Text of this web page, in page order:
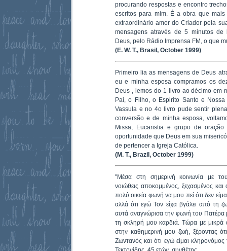
procurando respostas e encontro
escritos para mim. É a obra que
extraordinário amor do Criador pela
mensagens através de 5 minutos
Deus, pelo Rádio Imprensa FM, o que
(E. W. T., Brasil, October 1999)
Primeiro lia as mensagens de Deus
eu e minha esposa compramos os
Deus , lemos do 1 livro ao décimo em
Pai, o Filho, o Espirito Santo e
Vassula e no 4o livro pude sentir
conversão e de minha esposa,
Missa, Eucaristia e grupo de
oportunidade que Deus em sua
de pertencer a Igreja Católica.
(M. T., Brazil, October 1999)
"Μέσα στη σημερινή κοινωνία με
νοιώθεις αποκομμένος, ξεχασμένος
πολύ οικεία φωνή να μου πεί ότι δεν
αλλά ότι εγώ Τον είχα βγάλει από
αυτά αναγνώρισα την φωνή του Πατέρα
τη σκληρή μου καρδιά. Τώρα με μικρά
στην καθημερινή μου ζωή, ξέροντας
Ζωντανός και ότι εγώ είμαι